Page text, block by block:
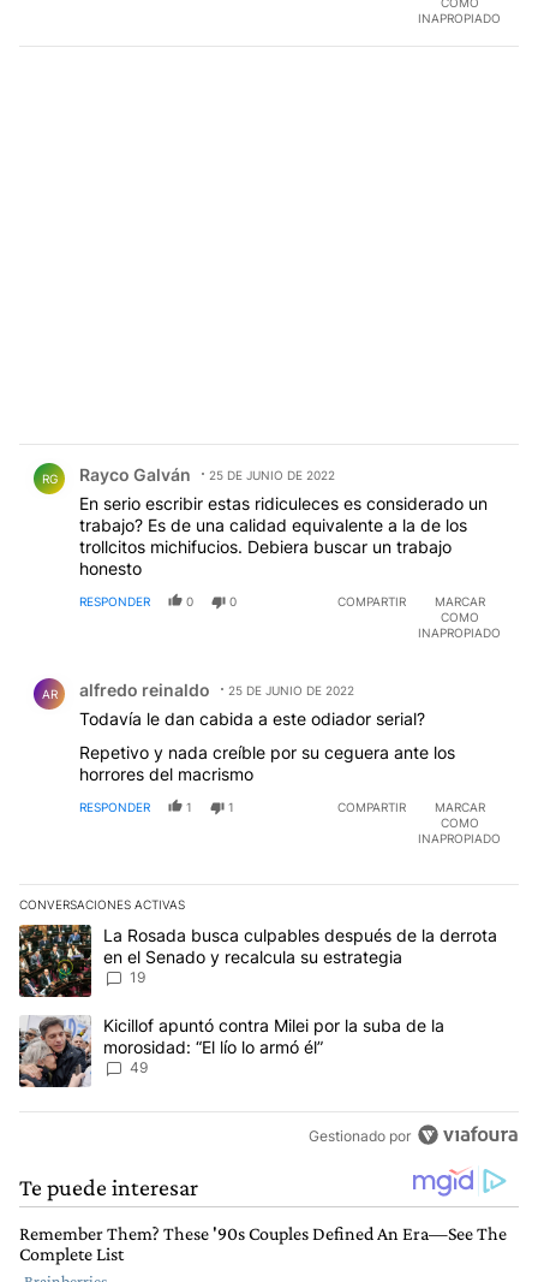
INAPROPIADO
RG Rayco Galván 25 DE JUNIO DE 2022
En serio escribir estas ridiculeces es considerado un
trabajo? Es de una calidad equivalente a la de los
trollcitos michifucios. Debiera buscar un trabajo
honesto
RESPONDER 0 0 COMPARTIR
MARCAR
COMO
INAPROPIADO
AR alfredo reinaldo 25 DE JUNIO DE 2022
Todavía le dan cabida a este odiador serial?
Repetivo y nada creíble por su ceguera ante los
horrores del macrismo
RESPONDER 1 1 COMPARTIR
MARCAR
COMO
INAPROPIADO
CONVERSACIONES ACTIVAS
Este listado muestra los artículos con más comentarios en los
Un artículo de tendencia con el título "La Rosada busca
La Rosada busca culpables después de la derrota
en el Senado y recalcula su estrategia
19
Un artículo de tendencia con el título "Kicillof apuntó contra Milei
Kicillof apuntó contra Milei por la suba de la
morosidad: “El lío lo armó él”
49
Gestionado por